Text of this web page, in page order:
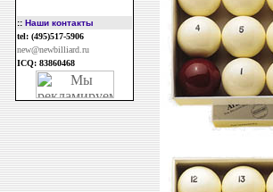
:: Наши контакты
tel: (495)517-5906
new@newbilliard.ru
ICQ: 83860468